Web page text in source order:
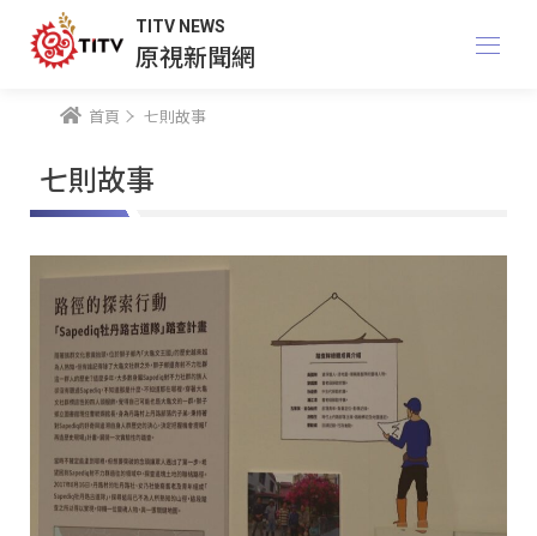
TITV NEWS
原視新聞網
首頁 七則故事
七則故事